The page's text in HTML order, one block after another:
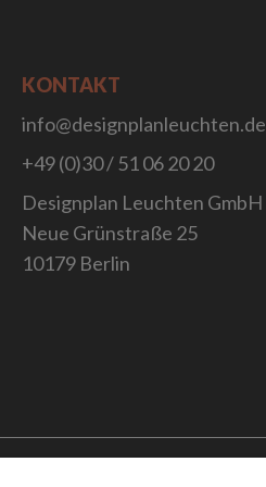
KONTAKT
info@designplanleuchten.de
+49 (0)30 / 51 06 20 20
Designplan Leuchten GmbH
Neue Grünstraße 25
10179 Berlin